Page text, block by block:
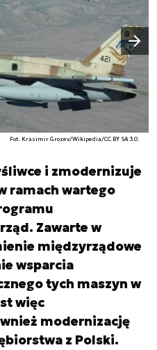
Fot. Krasimir Grozev/Wikipedia/CC BY SA 3.0.
Następny slajd
i zmodernizuje
ramach wartego
Zawarte w
międzyrządowe
wsparcia
tych maszyn w
więc
modernizację
z Polski.